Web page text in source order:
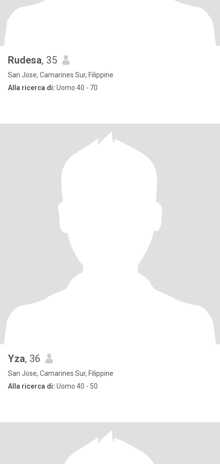
Rudesa, 35
San Jose, Camarines Sur, Filippine
Alla ricerca di: Uomo 40 - 70
Yza, 36
San Jose, Camarines Sur, Filippine
Alla ricerca di: Uomo 40 - 50